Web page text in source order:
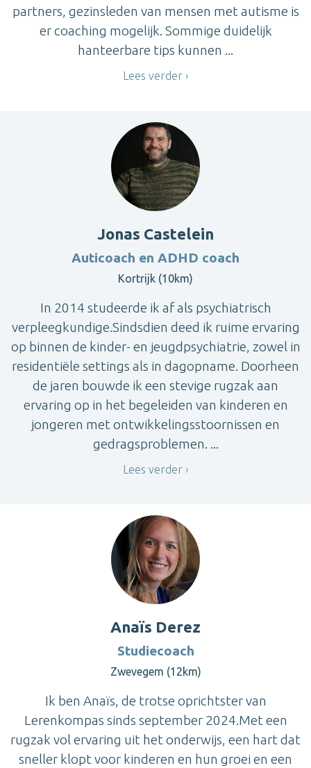
partners, gezinsleden van mensen met autisme is
er coaching mogelijk. Sommige duidelijk
hanteerbare tips kunnen ...
Lees verder
Jonas Castelein
Auticoach en ADHD coach
Kortrijk (10km)
In 2014 studeerde ik af als psychiatrisch
verpleegkundige.Sindsdien deed ik ruime ervaring
op binnen de kinder- en jeugdpsychiatrie, zowel in
residentiële settings als in dagopname. Doorheen
de jaren bouwde ik een stevige rugzak aan
ervaring op in het begeleiden van kinderen en
jongeren met ontwikkelingsstoornissen en
gedragsproblemen. ...
Lees verder
Anaïs Derez
Studiecoach
Zwevegem (12km)
Ik ben Anaïs, de trotse oprichtster van
Lerenkompas sinds september 2024.Met een
rugzak vol ervaring uit het onderwijs, een hart dat
sneller klopt voor kinderen en hun groei en een